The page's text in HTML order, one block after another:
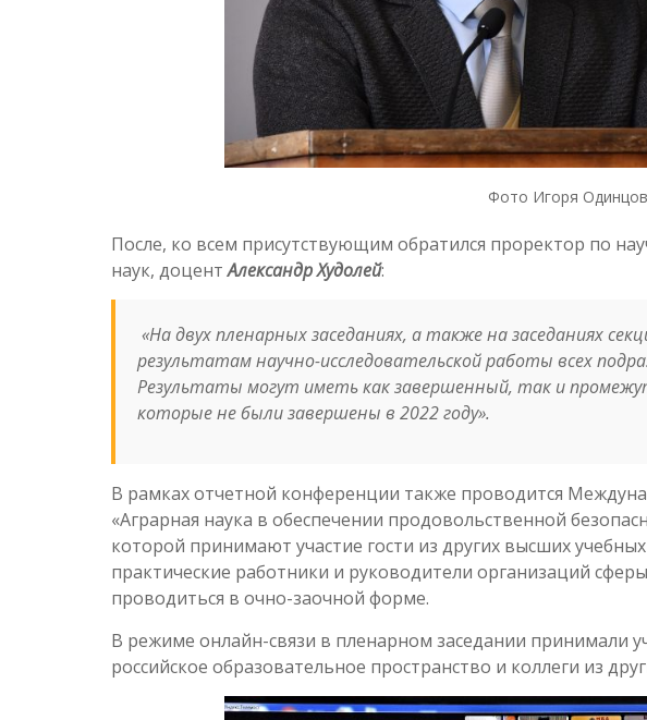
Фото Игоря
После, ко всем присутствующим обратился проректор по
наук, доцентАлександр Худолей:
«На двух пленарных заседаниях, а также на заседаниях
результатам научно-исследовательской работы всех
Результаты могут иметь как завершенный, так и
которые не были завершены в 2022 году».
В рамках отчетной конференции также проводится
«Аграрная наука в обеспечении продовольственной
которой принимают участие гости из других высших
практические работники и руководители организаций
проводиться в очно-заочной форме.
В режиме онлайн-связи в пленарном заседании принимали
российское образовательное пространство и коллеги из